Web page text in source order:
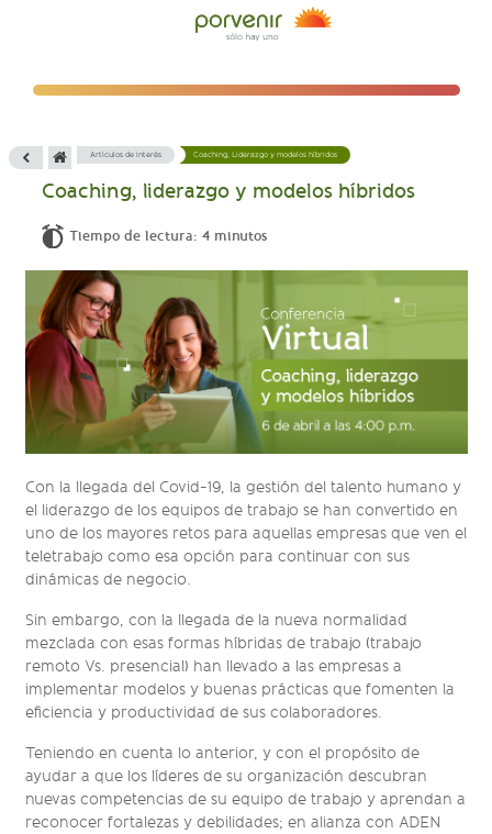
Artículos de interés Coaching, Liderazgo y modelos híbridos
Coaching, liderazgo y modelos híbridos
Tiempo de lectura: 4 minutos
Con la llegada del Covid-19, la gestión del talento humano y
el liderazgo de los equipos de trabajo se han convertido en
uno de los mayores retos para aquellas empresas que ven el
teletrabajo como esa opción para continuar con sus
dinámicas de negocio.
Sin embargo, con la llegada de la nueva normalidad
mezclada con esas formas híbridas de trabajo (trabajo
remoto Vs. presencial) han llevado a las empresas a
implementar modelos y buenas prácticas que fomenten la
eficiencia y productividad de sus colaboradores.
Teniendo en cuenta lo anterior, y con el propósito de
ayudar a que los líderes de su organización descubran
nuevas competencias de su equipo de trabajo y aprendan a
reconocer fortalezas y debilidades; en alianza con ADEN